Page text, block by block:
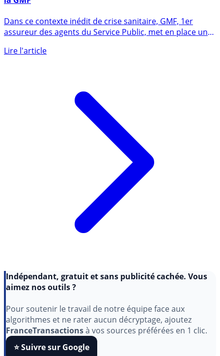
la GMF
assureur des agents du Service Public, met en place une
aimez nos outils ?
Pour soutenir le travail de notre équipe face aux
algorithmes et ne rater aucun décryptage, ajoutez
FranceTransactionsà vos sources préférées en 1 clic.